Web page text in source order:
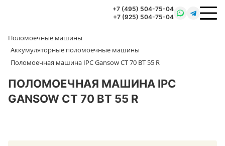
+7 (495) 504-75-04
+7 (925) 504-75-04
Поломоечные машины
Аккумуляторные поломоечные машины
Поломоечная машина IPC Gansow CT 70 BT 55 R
ПОЛОМОЕЧНАЯ МАШИНА IPC
GANSOW CT 70 BT 55 R